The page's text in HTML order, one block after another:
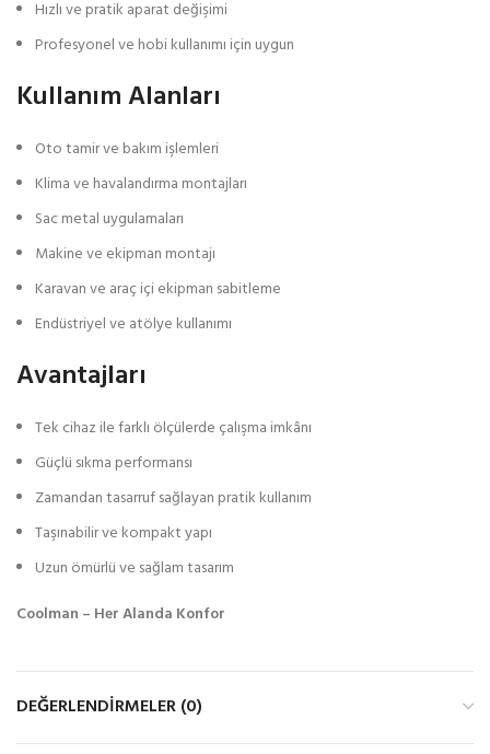
Hızlı ve pratik aparat değişimi
Profesyonel ve hobi kullanımı için uygun
Kullanım Alanları
Oto tamir ve bakım işlemleri
Klima ve havalandırma montajları
Sac metal uygulamaları
Makine ve ekipman montajı
Karavan ve araç içi ekipman sabitleme
Endüstriyel ve atölye kullanımı
Avantajları
Tek cihaz ile farklı ölçülerde çalışma imkânı
Güçlü sıkma performansı
Zamandan tasarruf sağlayan pratik kullanım
Taşınabilir ve kompakt yapı
Uzun ömürlü ve sağlam tasarım
Coolman – Her Alanda Konfor
DEĞERLENDIRMELER (0)